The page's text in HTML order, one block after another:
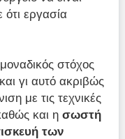
ότι εργασία
μοναδικός στόχος
γι αυτό ακριβώς
με τις τεχνικές
και ησωστή
των